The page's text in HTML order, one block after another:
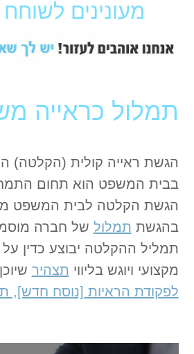
מעונינים
תמלול כראייה
הגשת ראייה קולית (הקלטה)
בבית המשפט הוא תחום
הגשת הקלטה לבית המשפט
בהגשת תמלול של חברה
תמליל ההקלטה יבוצע כדין
מקצועי ויוגש בליווי תצהיר
לפקודת הראיות [נוסח חדש],